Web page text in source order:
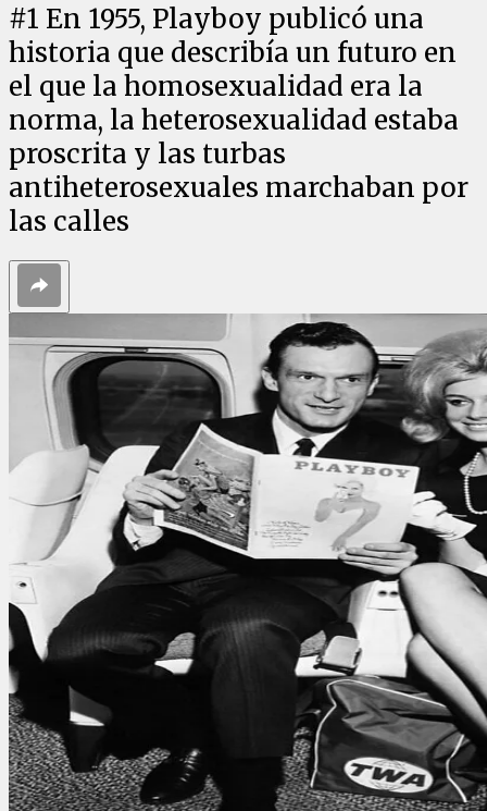
#1 En 1955, Playboy publicó una
historia que describía un futuro en
el que la homosexualidad era la
norma, la heterosexualidad estaba
proscrita y las turbas
antiheterosexuales marchaban por
las calles